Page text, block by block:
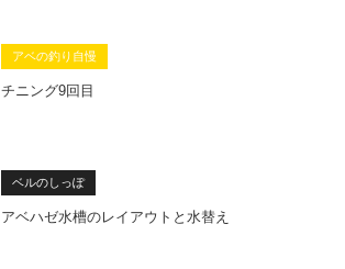
アベの釣り自慢
チニング9回目
ベルのしっぽ
アベハゼ水槽のレイアウトと水替え